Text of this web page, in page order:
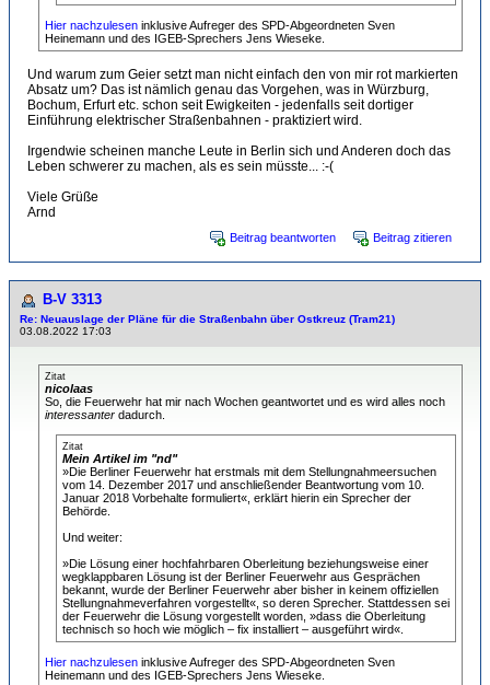
Hier nachzulesen inklusive Aufreger des SPD-Abgeordneten Sven
Heinemann und des IGEB-Sprechers Jens Wieseke.
Und warum zum Geier setzt man nicht einfach den von mir rot markierten
Absatz um? Das ist nämlich genau das Vorgehen, was in Würzburg,
Bochum, Erfurt etc. schon seit Ewigkeiten - jedenfalls seit dortiger
Einführung elektrischer Straßenbahnen - praktiziert wird.
Irgendwie scheinen manche Leute in Berlin sich und Anderen doch das
Leben schwerer zu machen, als es sein müsste... :-(
Viele Grüße
Arnd
Beitrag beantworten Beitrag zitieren
B-V 3313
Re: Neuauslage der Pläne für die Straßenbahn über Ostkreuz (Tram21)
03.08.2022 17:03
Zitat
nicolaas
So, die Feuerwehr hat mir nach Wochen geantwortet und es wird alles noch
interessanter dadurch.
Zitat
Mein Artikel im "nd"
»Die Berliner Feuerwehr hat erstmals mit dem Stellungnahmeersuchen
vom 14. Dezember 2017 und anschließender Beantwortung vom 10.
Januar 2018 Vorbehalte formuliert«, erklärt hierin ein Sprecher der
Behörde.
Und weiter:
»Die Lösung einer hochfahrbaren Oberleitung beziehungsweise einer
wegklappbaren Lösung ist der Berliner Feuerwehr aus Gesprächen
bekannt, wurde der Berliner Feuerwehr aber bisher in keinem offiziellen
Stellungnahmeverfahren vorgestellt«, so deren Sprecher. Stattdessen sei
der Feuerwehr die Lösung vorgestellt worden, »dass die Oberleitung
technisch so hoch wie möglich – fix installiert – ausgeführt wird«.
Hier nachzulesen inklusive Aufreger des SPD-Abgeordneten Sven
Heinemann und des IGEB-Sprechers Jens Wieseke.